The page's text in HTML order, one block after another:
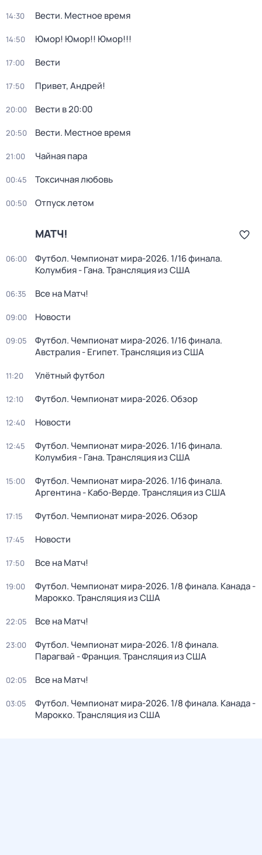
14:30 Вести. Местное время
14:50 Юмор! Юмор!! Юмор!!!
17:00 Вести
17:50 Привет, Андрей!
20:00 Вести в 20:00
20:50 Вести. Местное время
21:00 Чайная пара
00:45 Токсичная любовь
00:50 Отпуск летом
МАТЧ!
06:00
Футбол. Чемпионат мира-2026. 1/16 финала.
Колумбия - Гана. Трансляция из США
06:35 Все на Матч!
09:00 Новости
09:05
Футбол. Чемпионат мира-2026. 1/16 финала.
Австралия - Египет. Трансляция из США
11:20 Улётный футбол
12:10 Футбол. Чемпионат мира-2026. Обзор
12:40 Новости
12:45
Футбол. Чемпионат мира-2026. 1/16 финала.
Колумбия - Гана. Трансляция из США
15:00
Футбол. Чемпионат мира-2026. 1/16 финала.
Аргентина - Кабо-Верде. Трансляция из США
17:15 Футбол. Чемпионат мира-2026. Обзор
17:45 Новости
17:50 Все на Матч!
19:00
Футбол. Чемпионат мира-2026. 1/8 финала. Канада -
Марокко. Трансляция из США
22:05 Все на Матч!
23:00
Футбол. Чемпионат мира-2026. 1/8 финала.
Парагвай - Франция. Трансляция из США
02:05 Все на Матч!
03:05
Футбол. Чемпионат мира-2026. 1/8 финала. Канада -
Марокко. Трансляция из США